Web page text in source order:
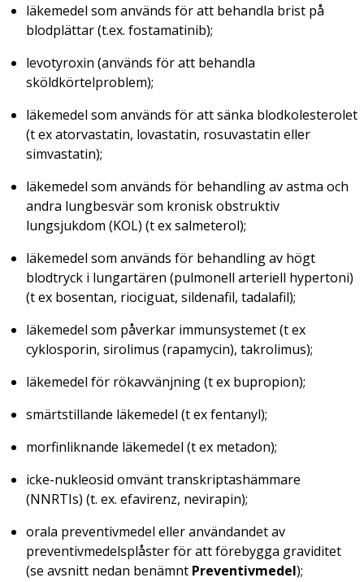
läkemedel som används för att behandla brist på
blodplättar (t.ex. fostamatinib);
levotyroxin (används för att behandla
sköldkörtelproblem);
läkemedel som används för att sänka blodkolesterolet
(t ex atorvastatin, lovastatin, rosuvastatin eller
simvastatin);
läkemedel som används för behandling av astma och
andra lungbesvär som kronisk obstruktiv
lungsjukdom (KOL) (t ex salmeterol);
läkemedel som används för behandling av högt
blodtryck i lungartären (pulmonell arteriell hypertoni)
(t ex bosentan, riociguat, sildenafil, tadalafil);
läkemedel som påverkar immunsystemet (t ex
cyklosporin, sirolimus (rapamycin), takrolimus);
läkemedel för rökavvänjning (t ex bupropion);
smärtstillande läkemedel (t ex fentanyl);
morfinliknande läkemedel (t ex metadon);
icke-nukleosid omvänt transkriptashämmare
(NNRTIs) (t. ex. efavirenz, nevirapin);
orala preventivmedel eller användandet av
preventivmedelsplåster för att förebygga graviditet
(se avsnitt nedan benämnt Preventivmedel);